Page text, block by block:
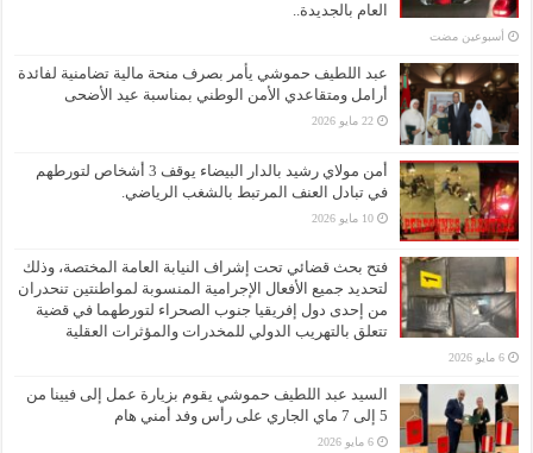
العام بالجديدة..
‏أسبوعين مضت
عبد اللطيف حموشي يأمر بصرف منحة مالية تضامنية لفائدة
أرامل ومتقاعدي الأمن الوطني بمناسبة عيد الأضحى
22 مايو 2026
أمن مولاي رشيد بالدار البيضاء يوقف 3 أشخاص لتورطهم
في تبادل العنف المرتبط بالشغب الرياضي.
10 مايو 2026
فتح بحث قضائي تحت إشراف النيابة العامة المختصة، وذلك
لتحديد جميع الأفعال الإجرامية المنسوبة لمواطنتين تنحدران
من إحدى دول إفريقيا جنوب الصحراء لتورطهما في قضية
تتعلق بالتهريب الدولي للمخدرات والمؤثرات العقلية
6 مايو 2026
السيد عبد اللطيف حموشي يقوم بزيارة عمل إلى فيينا من
5 إلى 7 ماي الجاري على رأس وفد أمني هام
6 مايو 2026